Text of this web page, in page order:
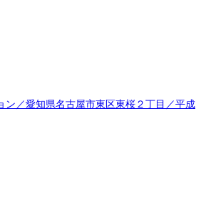
／愛知県名古屋市東区東桜２丁目／平成